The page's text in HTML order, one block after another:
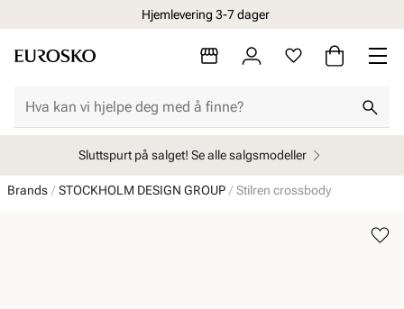
Hjemlevering 3-7 dager
Sluttspurt på salget! Se alle salgsmodeller
Brands STOCKHOLM DESIGN GROUP Stilren crossbody